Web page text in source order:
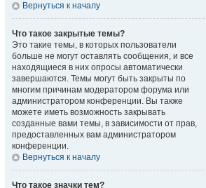
Вернуться к началу
Что такое закрытые темы?
Это такие темы, в которых пользователи
больше не могут оставлять сообщения, и все
находящиеся в них опросы автоматически
завершаются. Темы могут быть закрыты по
многим причинам модератором форума или
администратором конференции. Вы также
можете иметь возможность закрывать
созданные вами темы, в зависимости от прав,
предоставленных вам администратором
конференции.
Вернуться к началу
Что такое значки тем?